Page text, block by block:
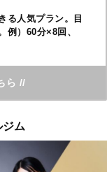
る人気プラン。目
例）60分×8回、
ら //
ジム